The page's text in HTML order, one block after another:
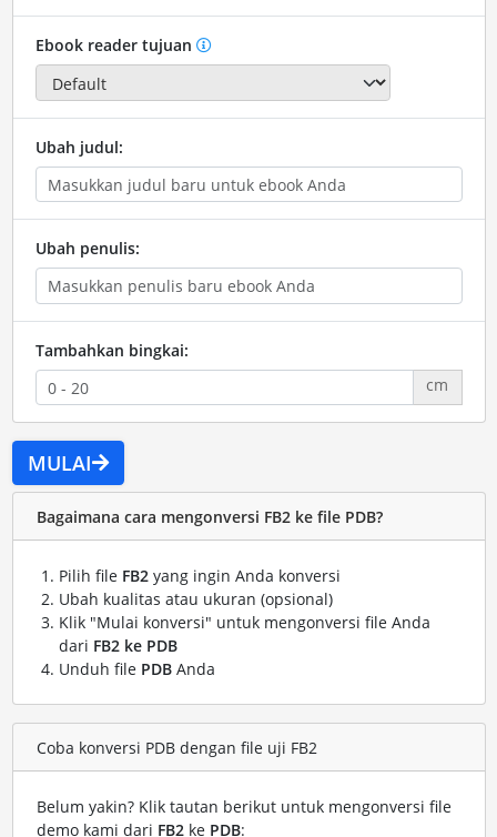
Ebook reader tujuan
Ubah judul:
Ubah penulis:
Tambahkan bingkai:
cm
MULAI
Bagaimana cara mengonversi FB2 ke file PDB?
Pilih file FB2yang ingin Anda konversi
Ubah kualitas atau ukuran (opsional)
Klik "Mulai konversi" untuk mengonversi file Anda
dari FB2 ke PDB
Unduh file PDBAnda
Coba konversi PDB dengan file uji FB2
Belum yakin? Klik tautan berikut untuk mengonversi file
demo kami dari FB2ke PDB: